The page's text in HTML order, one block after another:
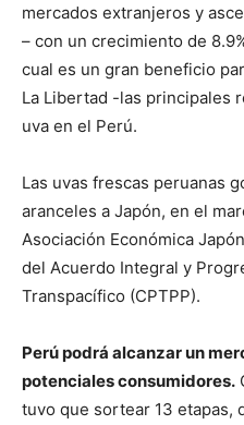
mercados extranjeros y
– con un crecimiento de
cual es un gran beneficio
La Libertad -las principales
uva en el Perú.
Las uvas frescas peruanas
aranceles a Japón, en el
Asociación Económica
del Acuerdo Integral y
Transpacífico (CPTPP).
Perú podrá alcanzar un
potenciales consumidores.
tuvo que sortear 13 etapas,